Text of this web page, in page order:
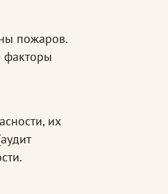
пожаров.
факторы
их